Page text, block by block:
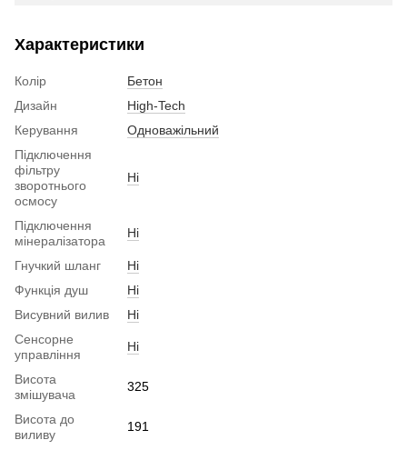
Характеристики
Колір
Бетон
Дизайн
High-Tech
Керування
Одноважільний
Підключення
фільтру
зворотнього
осмосу
Ні
Підключення
мінералізатора
Ні
Гнучкий шланг
Ні
Функція душ
Ні
Висувний вилив
Ні
Сенсорне
управління
Ні
Висота
змішувача
325
Висота до
виливу
191